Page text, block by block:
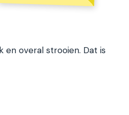
en overal strooien. Dat is